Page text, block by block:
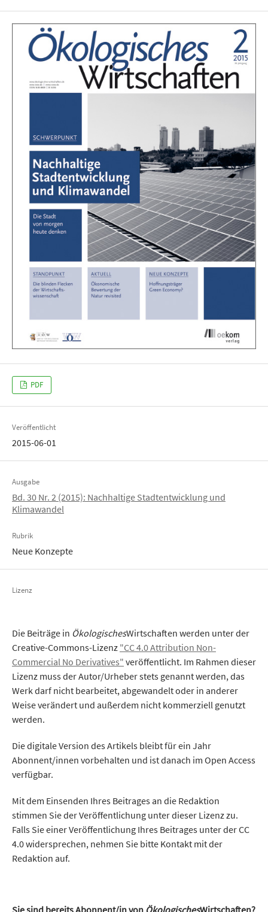
PDF
Veröffentlicht
2015-06-01
Ausgabe
Bd. 30 Nr. 2 (2015): Nachhaltige Stadtentwicklung und
Klimawandel
Rubrik
Neue Konzepte
Lizenz
Die Beiträge in ÖkologischesWirtschaften werden unter der
Creative-Commons-Lizenz "CC 4.0 Attribution Non-
Commercial No Derivatives" veröffentlicht. Im Rahmen dieser
Lizenz muss der Autor/Urheber stets genannt werden, das
Werk darf nicht bearbeitet, abgewandelt oder in anderer
Weise verändert und außerdem nicht kommerziell genutzt
werden.
Die digitale Version des Artikels bleibt für ein Jahr
Abonnent/innen vorbehalten und ist danach im Open Access
verfügbar.
Mit dem Einsenden Ihres Beitrages an die Redaktion
stimmen Sie der Veröffentlichung unter dieser Lizenz zu.
Falls Sie einer Veröffentlichung Ihres Beitrages unter der CC
4.0 widersprechen, nehmen Sie bitte Kontakt mit der
Redaktion auf.